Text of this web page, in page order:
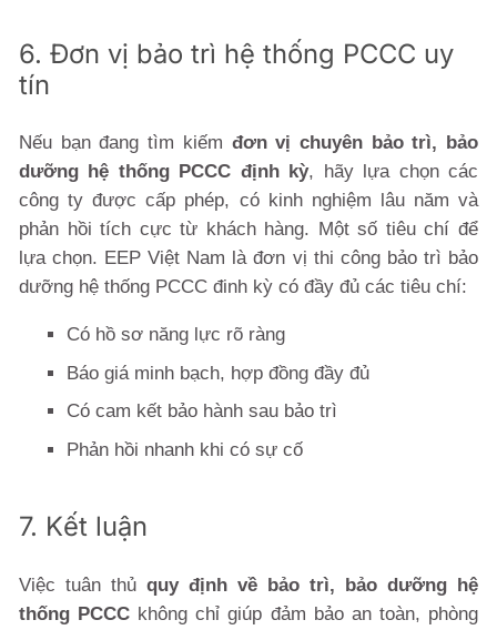
6. Đơn vị bảo trì hệ thống PCCC uy
tín
Nếu bạn đang tìm kiếm đơn vị chuyên bảo trì, bảo
dưỡng hệ thống PCCC định kỳ, hãy lựa chọn các
công ty được cấp phép, có kinh nghiệm lâu năm và
phản hồi tích cực từ khách hàng. Một số tiêu chí để
lựa chọn. EEP Việt Nam là đơn vị thi công bảo trì bảo
dưỡng hệ thống PCCC đinh kỳ có đầy đủ các tiêu chí:
Có hồ sơ năng lực rõ ràng
Báo giá minh bạch, hợp đồng đầy đủ
Có cam kết bảo hành sau bảo trì
Phản hồi nhanh khi có sự cố
7. Kết luận
Việc tuân thủ quy định về bảo trì, bảo dưỡng hệ
thống PCCC không chỉ giúp đảm bảo an toàn, phòng